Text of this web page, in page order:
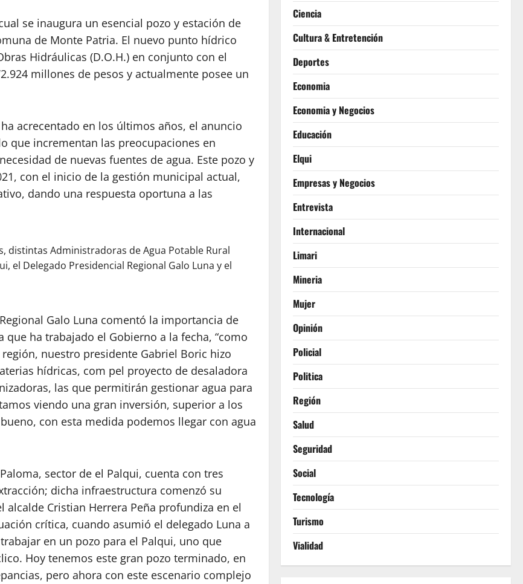
se inaugura un esencial pozo y estación de
de Monte Patria. El nuevo punto hídrico
Hidráulicas (D.O.H.) en conjunto con el
millones de pesos y actualmente posee un
acrecentado en los últimos años, el anuncio
que incrementan las preocupaciones en
de nuevas fuentes de agua. Este pozo y
con el inicio de la gestión municipal actual,
dando una respuesta oportuna a las
distintas Administradoras de Agua Potable Rural
el Delegado Presidencial Regional Galo Luna y el
Galo Luna comentó la importancia de
ha trabajado el Gobierno a la fecha, “como
nuestro presidente Gabriel Boric hizo
hídricas, com pel proyecto de desaladora
las que permitirán gestionar agua para
viendo una gran inversión, superior a los
con esta medida podemos llegar con agua
sector de el Palqui, cuenta con tres
dicha infraestructura comenzó su
Cristian Herrera Peña profundiza en el
crítica, cuando asumió el delegado Luna a
en un pozo para el Palqui, uno que
Hoy tenemos este gran pozo terminado, en
pero ahora con este escenario complejo
Ciencia
Cultura & Entretención
Deportes
Economia
Economia y Negocios
Educación
Elqui
Empresas y Negocios
Entrevista
Internacional
Limari
Mineria
Mujer
Opinión
Policial
Politica
Región
Salud
Seguridad
Social
Tecnología
Turismo
Vialidad